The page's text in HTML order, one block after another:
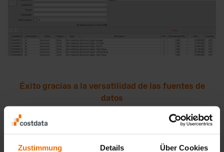
Zustimmung Details Über Cookies
Éxito gracias a la versatilidad de las fuentes de
datos
Base de datos de materiales
numerosos conjuntos de datos sobre materias primas,